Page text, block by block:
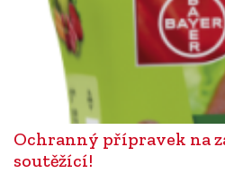
Ochranný přípravek na
soutěžící!